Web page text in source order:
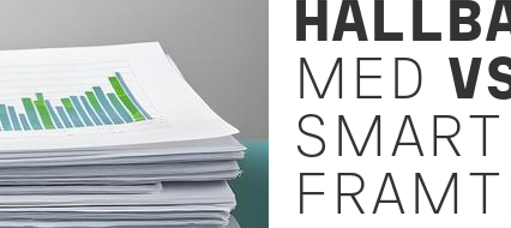
MED
SMART